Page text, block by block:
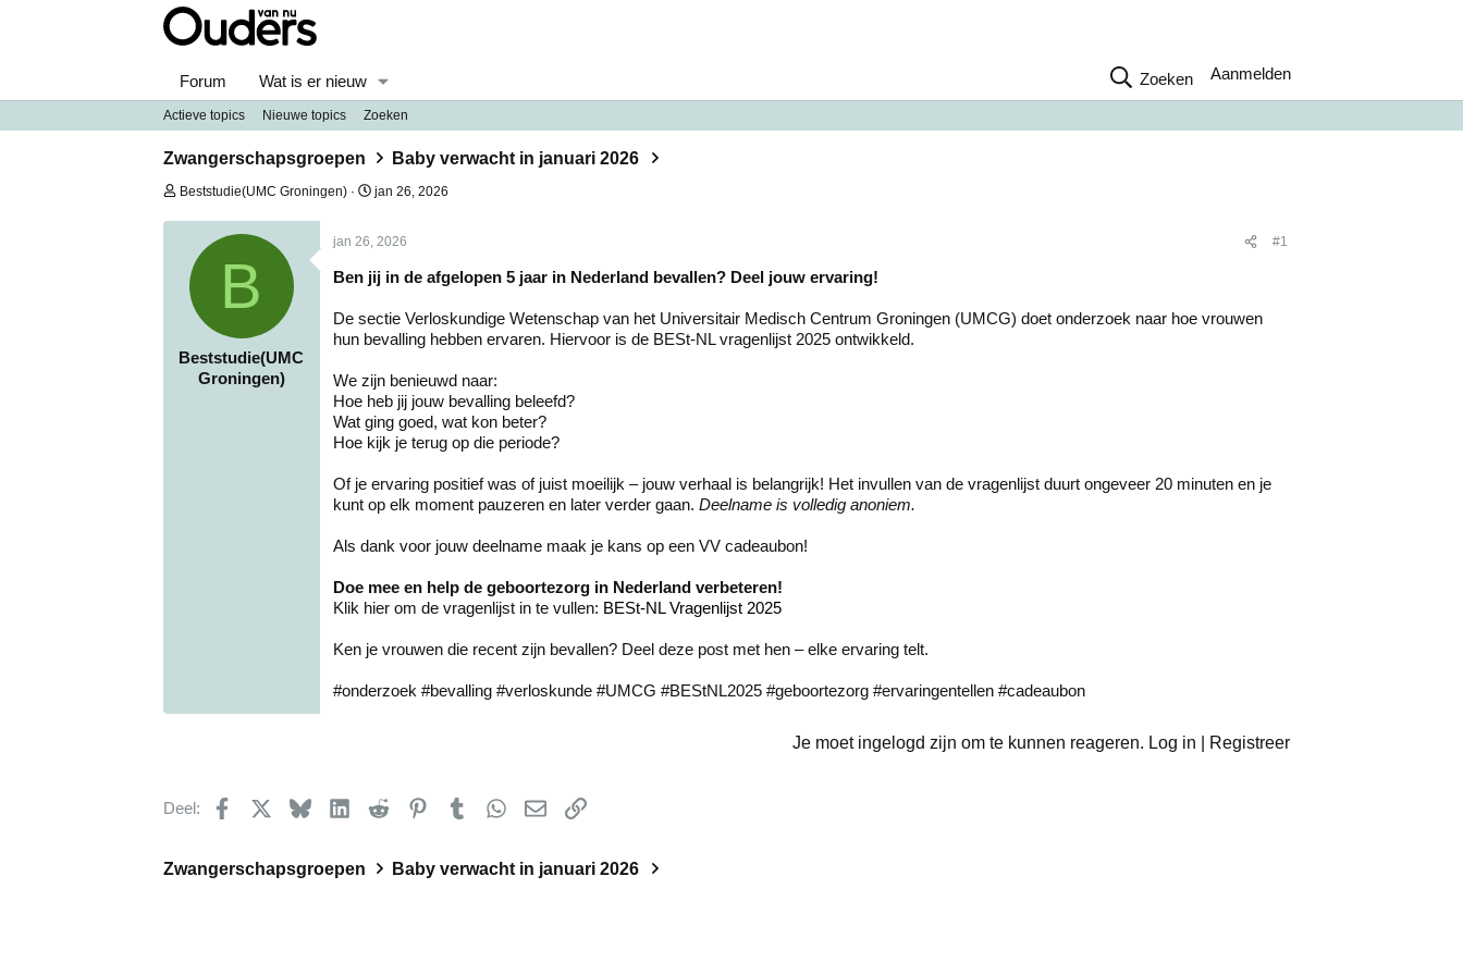
Forum Wat is er nieuw Zoeken Aanmelden
Actieve topics Nieuwe topics Zoeken
Zwangerschapsgroepen Baby verwacht in januari 2026
O
d
t
Beststudie(UMC Groningen)
S
r
d
u
m
jan 26, 2026
B
Beststudie(UMC
Groningen)
jan 26, 2026 #1
Ben jij in de afgelopen 5 jaar in Nederland bevallen? Deel jouw ervaring!
De sectie Verloskundige Wetenschap van het Universitair Medisch Centrum Groningen (UMCG) doet onderzoek naar hoe vrouwen
hun bevalling hebben ervaren. Hiervoor is de BESt-NL vragenlijst 2025 ontwikkeld.
We zijn benieuwd naar:
Hoe heb jij jouw bevalling beleefd?
Wat ging goed, wat kon beter?
Hoe kijk je terug op die periode?
Of je ervaring positief was of juist moeilijk – jouw verhaal is belangrijk! Het invullen van de vragenlijst duurt ongeveer 20 minuten en je
kunt op elk moment pauzeren en later verder gaan. Deelname is volledig anoniem.
Als dank voor jouw deelname maak je kans op een VV cadeaubon!
Doe mee en help de geboortezorg in Nederland verbeteren!
Klik hier om de vragenlijst in te vullen: BESt-NL Vragenlijst 2025
Ken je vrouwen die recent zijn bevallen? Deel deze post met hen – elke ervaring telt.
#onderzoek #bevalling #verloskunde #UMCG #BEStNL2025 #geboortezorg #ervaringentellen #cadeaubon
Je moet ingelogd zijn om te kunnen reageren. Log in | Registreer
Deel: Facebook BlueskyLinkedInReddit PinterestTumblr WhatsApp
E-mailkoppeling
Zwangerschapsgroepen Baby verwacht in januari 2026